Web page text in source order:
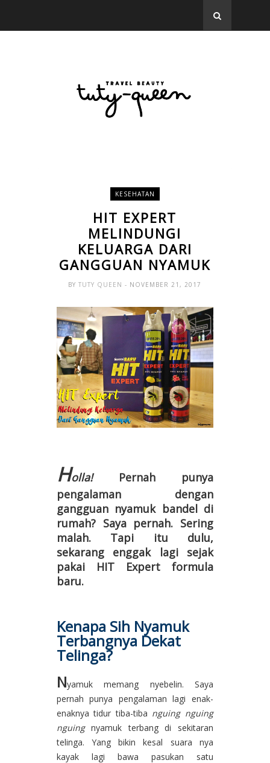
KESEHATAN
HIT EXPERT
MELINDUNGI
KELUARGA DARI
GANGGUAN NYAMUK
BYTUTY QUEEN- NOVEMBER 21, 2017
Holla! Pernah punya
pengalaman dengan
gangguan nyamuk bandel di
rumah? Saya pernah. Sering
malah. Tapi itu dulu,
sekarang enggak lagi sejak
pakai HIT Expert formula
baru.
Kenapa Sih Nyamuk
Terbangnya Dekat
Telinga?
Nyamuk memang nyebelin. Saya
pernah punya pengalaman lagi enak-
enaknya tidur tiba-tiba nguing nguing
nguingnyamuk terbang di sekitaran
telinga. Yang bikin kesal suara nya
kayak lagi bawa pasukan satu